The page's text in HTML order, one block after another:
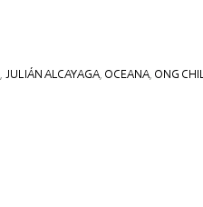
JULIÁN ALCAYAGA OCEANA ONG